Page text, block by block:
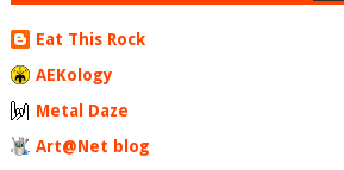
Eat This Rock
AEKology
Metal Daze
Art@Net blog